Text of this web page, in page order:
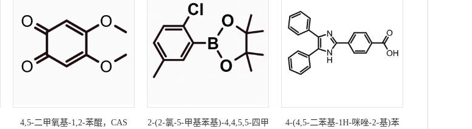
[17.6.1.08,26.02,7.020,25.09,17.010,15]
六十
四-2(3),4,6,8(9),10(15),11,13,17(18),19(26),20(21),22,24-
十二碳烯，CAS号：2923553-50-
[17.6.1.08,26.02,7.020,25.09,17.010,15]
四-2(3),4,6,8(9),10(15),11,13,17(18),19(26),20(21),22,24-
十二碳烯-科研现货产品
碳-
十二碳烯，CAS号：2923553-49-
3科研现货，可定制产品
4,5-二甲氧基-1,2-苯醌，CAS
2-(2-氯-5-甲基苯基)-4,4,5,5-四甲
4-(4,5-二苯基-1H-咪唑-2-基)苯